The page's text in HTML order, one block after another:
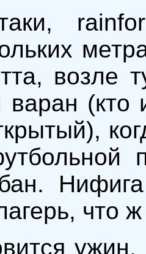
таки,
возле
варан (кто
что